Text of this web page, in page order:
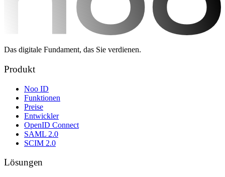
Das digitale Fundament, das Sie verdienen.
Produkt
Noo ID
Funktionen
Preise
Entwickler
OpenID Connect
SAML 2.0
SCIM 2.0
Lösungen